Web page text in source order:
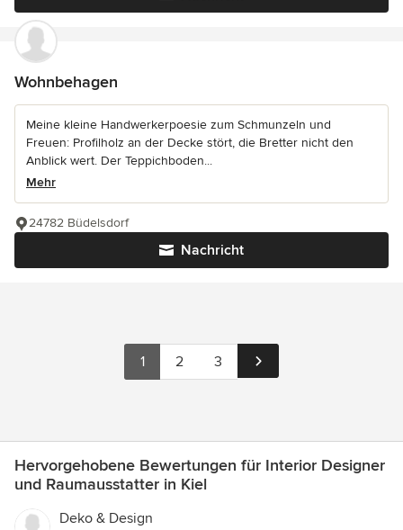
Wohnbehagen
Meine kleine Handwerkerpoesie zum Schmunzeln und
Freuen: Profilholz an der Decke stört, die Bretter nicht den
Anblick wert. Der Teppichboden...
Mehr
Nachricht
24782 Büdelsdorf
1 2 3
Hervorgehobene Bewertungen für Interior Designer
und Raumausstatter in Kiel
Deko & Design